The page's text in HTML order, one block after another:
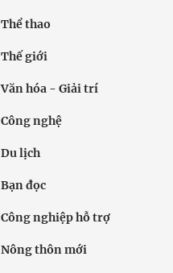
Thể thao
Thế giới
Văn hóa - Giải trí
Công nghệ
Du lịch
Bạn đọc
Công nghiệp hỗ trợ
Nông thôn mới